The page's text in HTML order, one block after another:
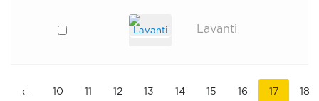
Lavanti
← 10 11 12 13 14 15 16 17 18